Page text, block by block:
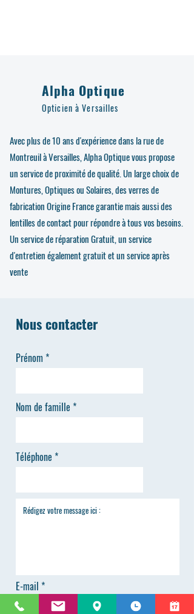
Alpha Optique
Opticien à Versailles
Avec plus de 10 ans d'expérience dans la rue de
Montreuil à Versailles, Alpha Optique vous propose
un service de proximité de qualité. Un large choix de
Montures, Optiques ou Solaires, des verres de
fabrication Origine France garantie mais aussi des
lentilles de contact pour répondre à tous vos besoins.
Un service de réparation Gratuit, un service
d'entretien également gratuit et un service après
vente
Nous contacter
Prénom
Nom de famille
Téléphone
E-mail